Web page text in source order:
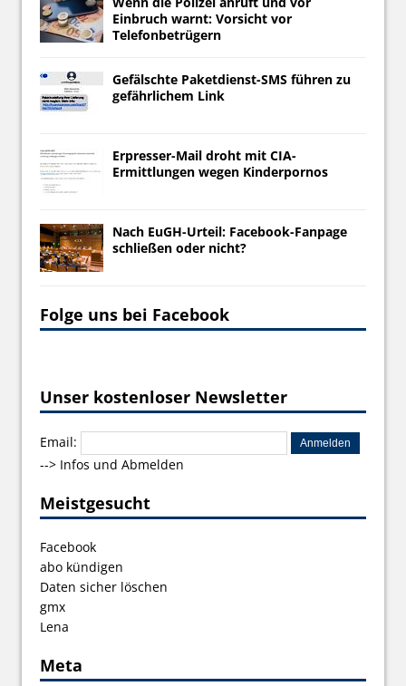
Einbruch warnt: Vorsicht vor
Telefonbetrügern
Gefälschte Paketdienst-SMS führen zu
gefährlichem Link
Erpresser-Mail droht mit CIA-
Ermittlungen wegen Kinderpornos
Nach EuGH-Urteil: Facebook-Fanpage
schließen oder nicht?
Folge uns bei Facebook
Unser kostenloser Newsletter
Email:
--> Infos und Abmelden
Meistgesucht
Facebook
abo kündigen
Daten sicher löschen
gmx
Lena
Meta